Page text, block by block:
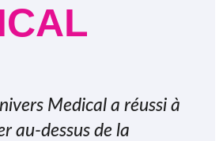
Medical a réussi à
au-dessus de la